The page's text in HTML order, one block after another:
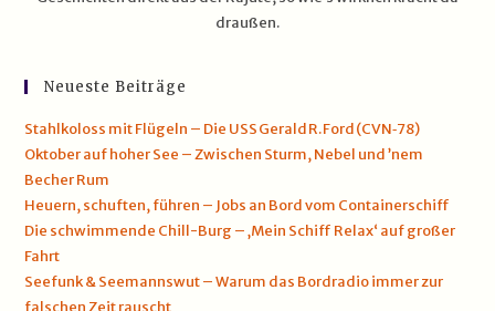
draußen.
Neueste Beiträge
Stahlkoloss mit Flügeln – Die USS Gerald R. Ford (CVN‑78)
Oktober auf hoher See – Zwischen Sturm, Nebel und ’nem
Becher Rum
Heuern, schuften, führen – Jobs an Bord vom Containerschiff
Die schwimmende Chill-Burg – ‚Mein Schiff Relax‘ auf großer
Fahrt
Seefunk & Seemannswut – Warum das Bordradio immer zur